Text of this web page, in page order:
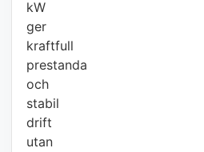
kW
ger
kraftfull
prestanda
och
stabil
drift
utan